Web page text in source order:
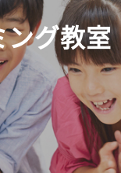
ング教室